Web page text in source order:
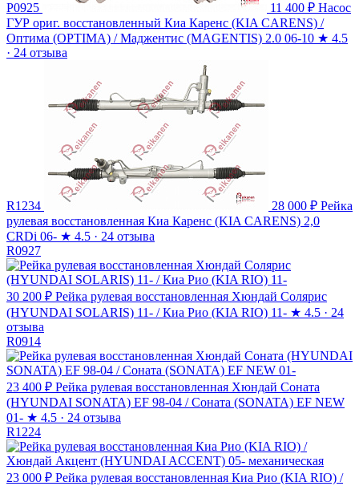
P0925 11 400 ₽ Насос
ГУР ориг. восстановленный Киа Каренс (KIA CARENS) /
Оптима (OPTIMA) / Маджентис (MAGENTIS) 2.0 06-10 ★ 4.5
· 24 отзыва
R1234 28 000 ₽ Рейка
рулевая восстановленная Киа Каренс (KIA CARENS) 2,0
CRDi 06- ★ 4.5 · 24 отзыва
R0927
30 200 ₽ Рейка рулевая восстановленная Хюндай Солярис
(HYUNDAI SOLARIS) 11- / Киа Рио (KIA RIO) 11- ★ 4.5 · 24
отзыва
R0914
23 400 ₽ Рейка рулевая восстановленная Хюндай Соната
(HYUNDAI SONATA) EF 98-04 / Соната (SONATA) EF NEW
01- ★ 4.5 · 24 отзыва
R1224
23 000 ₽ Рейка рулевая восстановленная Киа Рио (KIA RIO) /